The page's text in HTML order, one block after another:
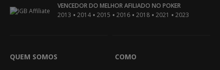
VENCEDOR DO MELHOR AFILIADO NO POKER
2013 • 2014 • 2015 • 2016 • 2018 • 2021 • 2023
QUEM SOMOS COMO